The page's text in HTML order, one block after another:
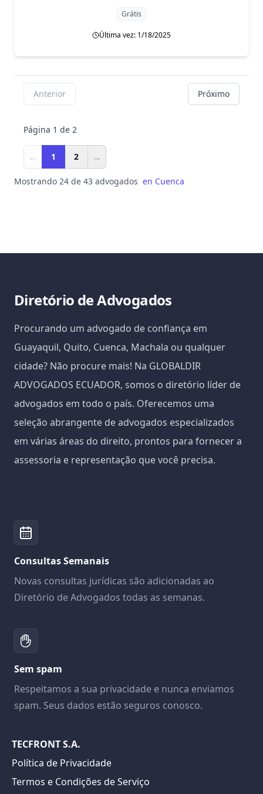
Grátis
Última vez: 1/18/2025
Anterior Próximo
Página 1 de 2
← 1 2 →
Mostrando 24 de 43 advogados en Cuenca
Diretório de Advogados
Procurando um advogado de confiança em
Guayaquil, Quito, Cuenca, Machala ou qualquer
cidade? Não procure mais! Na GLOBALDIR
ADVOGADOS ECUADOR, somos o diretório líder de
advogados em todo o país. Oferecemos uma
seleção abrangente de advogados especializados
em várias áreas do direito, prontos para fornecer a
assessoria e representação que você precisa.
Consultas Semanais
Novas consultas jurídicas são adicionadas ao
Diretório de Advogados todas as semanas.
Sem spam
Respeitamos a sua privacidade e nunca enviamos
spam. Seus dados estão seguros conosco.
TECFRONT S.A.
Política de Privacidade
Termos e Condições de Serviço